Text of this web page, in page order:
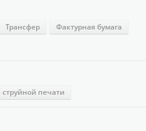
Трансфер
Фактурная бумага
печати